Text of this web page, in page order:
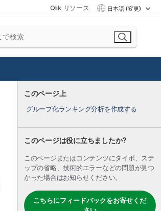
Qlik リソース 日本語 (変更)
このページ上
グループ化ランキング分析を作成する
このページは役に立ちましたか?
このページまたはコンテンツにタイポ、ステ
ップの省略、技術的エラーなどの問題が見つ
かった場合はお知らせください。
こちらにフィードバックをお寄せくだ